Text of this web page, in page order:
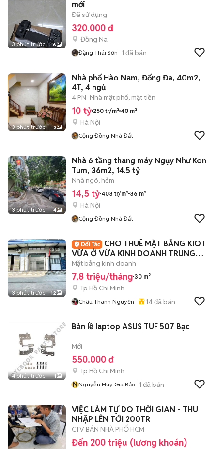
3 phút trước 6
mới
Đã sử dụng
320.000 đ
Đồng Nai
Đặng Thái Sơn 1 đã bán
3 phút trước 3
Nhà phố Hào Nam, Đống Đa, 40m2,
4T, 4 ngủ
4 PN Nhà mặt phố, mặt tiền
10 tỷ 250 tr/m² 40 m²
Hà Nội
Cộng Đồng Nhà Đất
3 phút trước 4
Nhà 6 tầng thang máy Ngụy Như Kon
Tum, 36m2, 14.5 tỷ
Nhà ngõ, hẻm
14,5 tỷ 403 tr/m² 36 m²
Hà Nội
Cộng Đồng Nhà Đất
3 phút trước 12
CHO THUÊ MẶT BẰNG KIOT
VỪA Ở VỪA KINH DOANH TRUNG
TÂM QUẬN 7
Mặt bằng kinh doanh
7,8 triệu/tháng 30 m²
Tp Hồ Chí Minh
Châu Thanh Nguyên 14đã bán
4 phút trước 1
Bản lề laptop ASUS TUF 507 Bạc
Mới
550.000 đ
Tp Hồ Chí Minh
NNguyễn Huy Gia Bảo 1 đã bán
VIỆC LÀM TỰ DO THỜI GIAN - THU
NHẬP LÊN TỚI 200TR
CTV BÁN NHÀ PHỐ HCM
Đến 200 triệu (lương khoán)